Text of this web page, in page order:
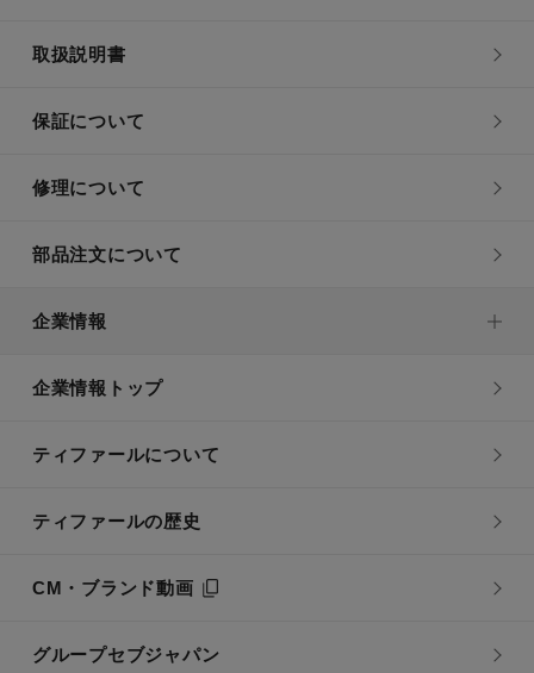
取扱説明書
保証について
修理について
部品注文について
企業情報
企業情報トップ
ティファールについて
ティファールの歴史
CM・ブランド動画
グループセブジャパン